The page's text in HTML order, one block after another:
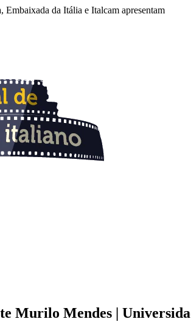
Embaixada da Itália e Italcam apresentam
Murilo Mendes |